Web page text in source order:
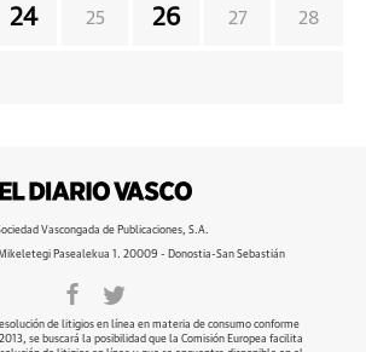
24 25 26 27 28
Vascongada de Publicaciones, S.A.
Pasealekua 1. 20009 - Donostia-San Sebastián
de litigios en línea en materia de consumo conforme
se buscará la posibilidad que la Comisión Europea facilita